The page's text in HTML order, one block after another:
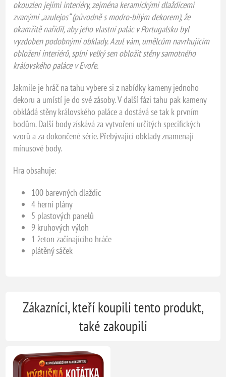
okouzlen jejími interiéry, zejména keramickými dlaždicemi
zvanými „azulejos“ (původně s modro-bílým dekorem), že
okamžitě nařídil, aby jeho vlastní palác v Portugalsku byl
vyzdoben podobnými obklady. Azul vám, umělcům navrhujícím
obložení interiérů, splní velký sen obložit stěny samotného
královského paláce v Evoře.
Jakmile je hráč na tahu vybere si z nabídky kameny jednoho
dekoru a umístí je do své zásoby. V další fázi tahu pak kameny
obkládá stěny královského paláce a dostává se tak k prvním
bodům. Další body získává za vytvoření určitých specifických
vzorů a za dokončené série. Přebývající obklady znamenají
mínusové body.
Hra obsahuje:
100 barevných dlaždic
4 herní plány
5 plastových panelů
9 kruhových výloh
1 žeton začínajícího hráče
plátěný sáček
Zákazníci, kteří koupili tento produkt,
také zakoupili